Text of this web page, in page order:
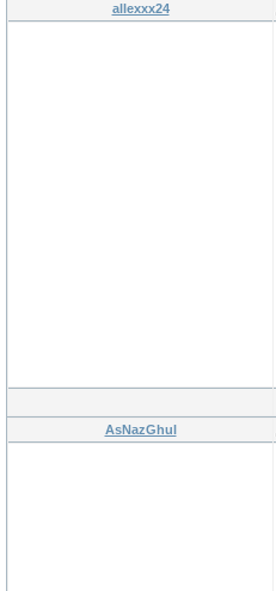
allexxx24
AsNazGhul